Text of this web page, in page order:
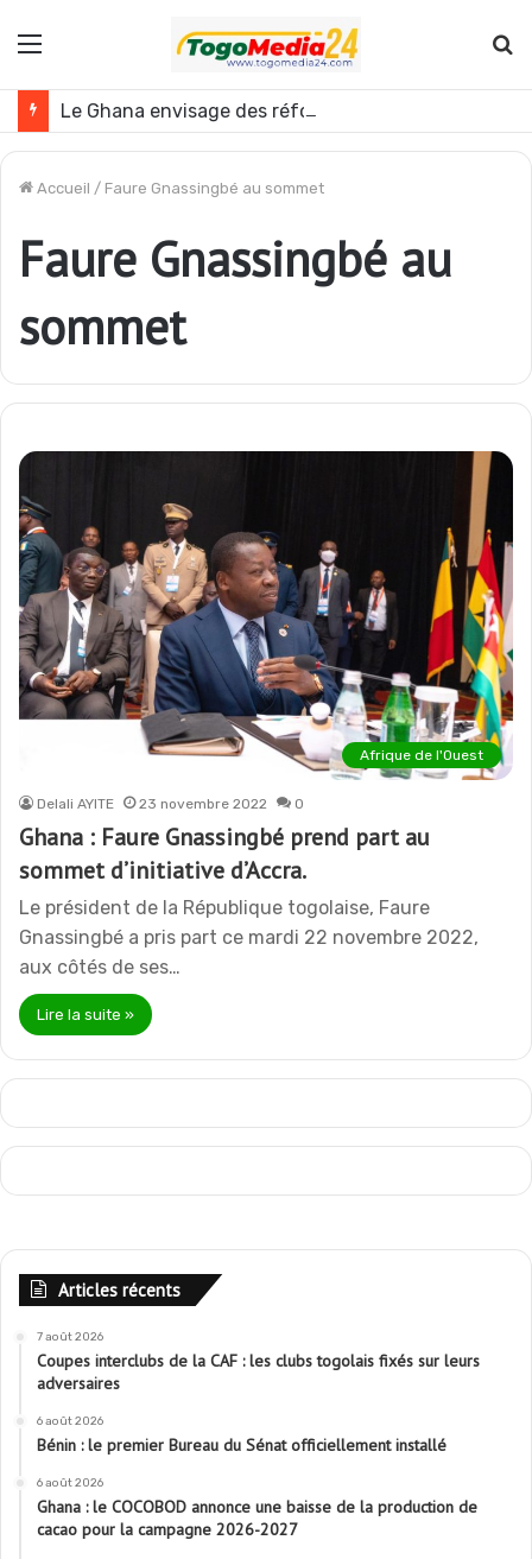
Menu
Le Ghana envisage des réformes politiques
Accueil / Faure Gnassingbé au sommet
Faure Gnassingbé au
sommet
Afrique de l'Ouest
Delali AYITE 23 novembre 2022 0
Ghana : Faure Gnassingbé prend part au
sommet d’initiative d’Accra.
Le président de la République togolaise, Faure
Gnassingbé a pris part ce mardi 22 novembre 2022,
aux côtés de ses…
Lire la suite »
Articles récents
7 août 2026
Coupes interclubs de la CAF : les clubs togolais fixés sur leurs
adversaires
6 août 2026
Bénin : le premier Bureau du Sénat officiellement installé
6 août 2026
Ghana : le COCOBOD annonce une baisse de la production de
cacao pour la campagne 2026-2027